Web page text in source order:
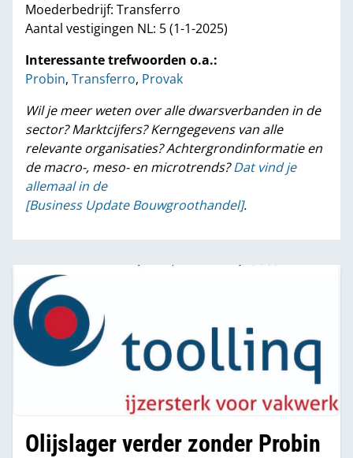
Moederbedrijf: Transferro
Aantal vestigingen NL: 5 (1-1-2025)
Interessante trefwoorden o.a.:
Probin, Transferro, Provak
Wil je meer weten over alle dwarsverbanden in de
sector? Marktcijfers? Kerngegevens van alle
relevante organisaties? Achtergrondinformatie en
de macro-, meso- en microtrends?Dat vind je
allemaal in de
[Business Update Bouwgroothandel].
Olijslager verder zonder Probin